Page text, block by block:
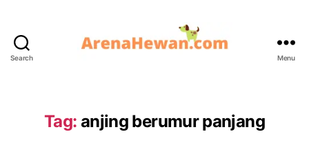
Search Menu
Tag: anjing berumur panjang